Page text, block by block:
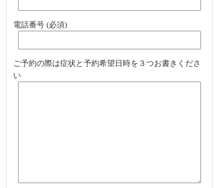
電話番号 (必須)
ご予約の際は症状と予約希望日時を３つお書きくださ
い